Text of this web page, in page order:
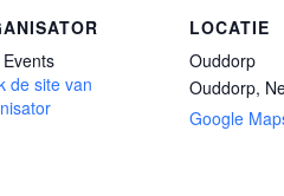
de site van
LOCATIE
Ouddorp
Ouddorp,
Google